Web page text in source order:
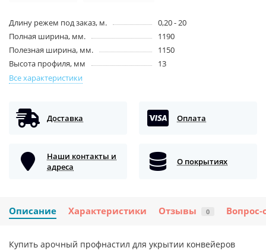
Длину режем под заказ, м.
0,20 - 20
Полная ширина, мм.
1190
Полезная ширина, мм.
1150
Высота профиля, мм
13
Все характеристики
Доставка Оплата
Наши контакты и
адреса
О покрытиях
Описание Характеристики Отзывы 0 Вопрос-
Купить арочный профнастил для укрытии конвейеров